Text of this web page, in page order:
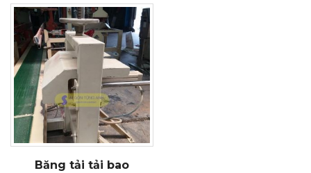
Băng tải tải bao